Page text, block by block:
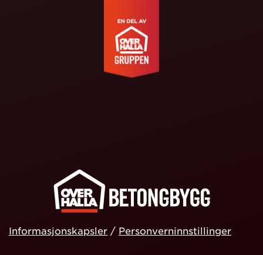
Informasjonskapsler / Personverninnstillinger